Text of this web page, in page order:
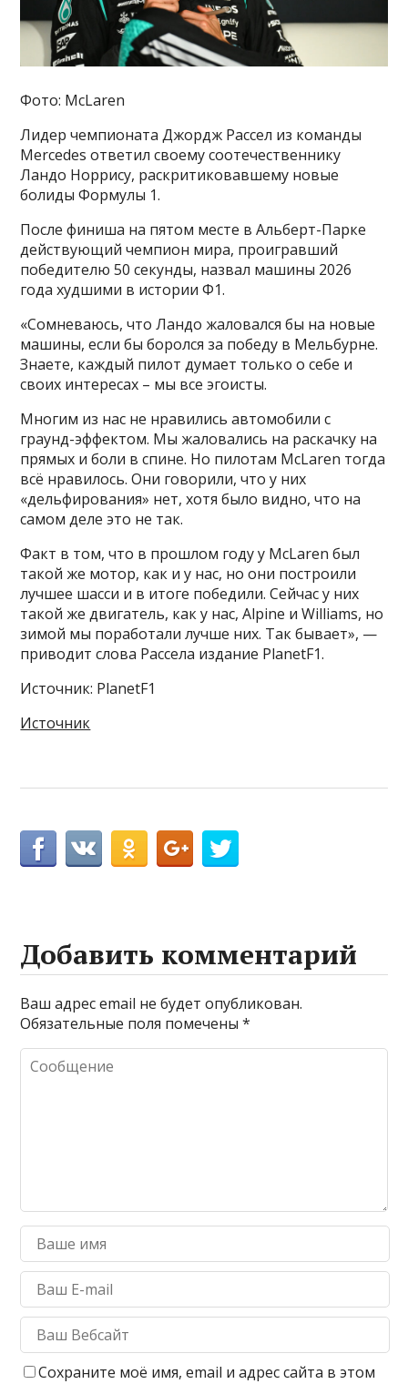
Фото: McLaren
Лидер чемпионата Джордж Рассел из команды
Mercedes ответил своему соотечественнику
Ландо Норрису, раскритиковавшему новые
болиды Формулы 1.
После финиша на пятом месте в Альберт-Парке
действующий чемпион мира, проигравший
победителю 50 секунды, назвал машины 2026
года худшими в истории Ф1.
«Сомневаюсь, что Ландо жаловался бы на новые
машины, если бы боролся за победу в Мельбурне.
Знаете, каждый пилот думает только о себе и
своих интересах – мы все эгоисты.
Многим из нас не нравились автомобили с
граунд-эффектом. Мы жаловались на раскачку на
прямых и боли в спине. Но пилотам McLaren тогда
всё нравилось. Они говорили, что у них
«дельфирования» нет, хотя было видно, что на
самом деле это не так.
Факт в том, что в прошлом году у McLaren был
такой же мотор, как и у нас, но они построили
лучшее шасси и в итоге победили. Сейчас у них
такой же двигатель, как у нас, Alpine и Williams, но
зимой мы поработали лучше них. Так бывает», —
приводит слова Рассела издание PlanetF1.
Источник: PlanetF1
Источник
Добавить комментарий
Ваш адрес email не будет опубликован.
Обязательные поля помечены*
Сохраните моё имя, email и адрес сайта в этом